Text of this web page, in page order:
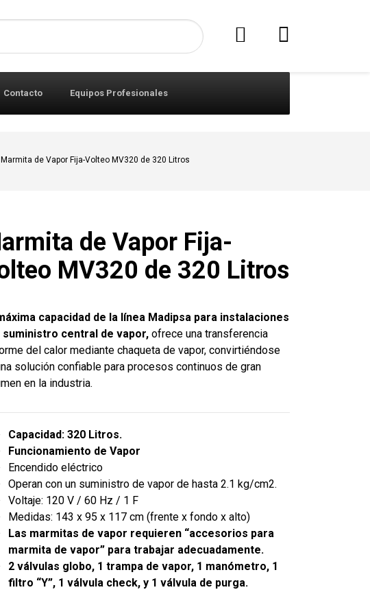
Contacto Equipos Profesionales
Marmita de Vapor Fija-Volteo MV320 de 320 Litros
de Vapor Fija-
MV320 de 320 Litros
capacidad de la línea Madipsa para instalaciones
suministro central de vapor,ofrece una transferencia
del calor mediante chaqueta de vapor, convirtiéndose
solución confiable para procesos continuos de gran
en la industria.
Capacidad: 320 Litros.
Funcionamiento de Vapor
Encendido eléctrico
Operan con un suministro de vapor de hasta 2.1 kg/cm2.
Voltaje: 120 V / 60 Hz / 1 F
Medidas: 143 x 95 x 117 cm (frente x fondo x alto)
Las marmitas de vapor requieren “accesorios para
marmita de vapor” para trabajar adecuadamente.
2 válvulas globo, 1 trampa de vapor, 1 manómetro, 1
filtro “Y”, 1 válvula check, y 1 válvula de purga.